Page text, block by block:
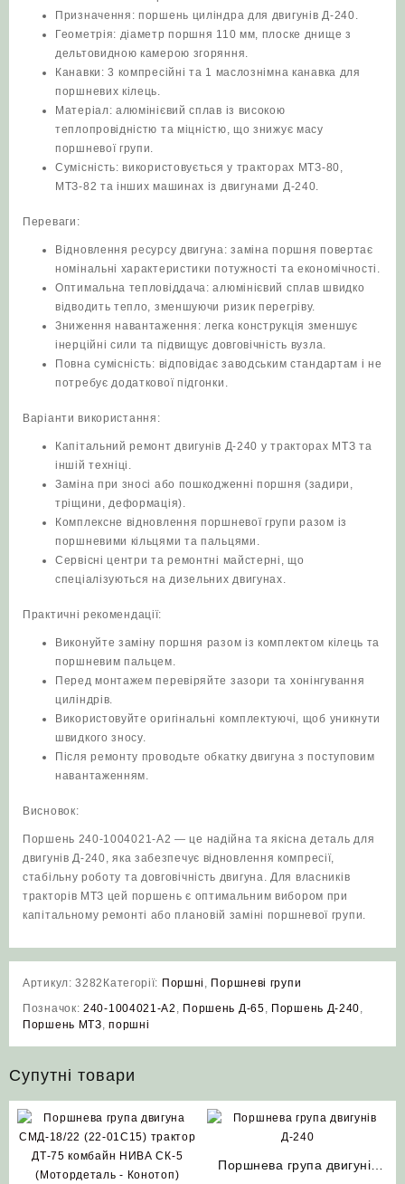
Призначення: поршень циліндра для двигунів Д‑240.
Геометрія: діаметр поршня 110 мм, плоске днище з
дельтовидною камерою згоряння.
Канавки: 3 компресійні та 1 маслознімна канавка для
поршневих кілець.
Матеріал: алюмінієвий сплав із високою
теплопровідністю та міцністю, що знижує масу
поршневої групи.
Сумісність: використовується у тракторах МТЗ‑80,
МТЗ‑82 та інших машинах із двигунами Д‑240.
Переваги:
Відновлення ресурсу двигуна: заміна поршня повертає
номінальні характеристики потужності та економічності.
Оптимальна тепловіддача: алюмінієвий сплав швидко
відводить тепло, зменшуючи ризик перегріву.
Зниження навантаження: легка конструкція зменшує
інерційні сили та підвищує довговічність вузла.
Повна сумісність: відповідає заводським стандартам і не
потребує додаткової підгонки.
Варіанти використання:
Капітальний ремонт двигунів Д‑240 у тракторах МТЗ та
іншій техніці.
Заміна при зносі або пошкодженні поршня (задири,
тріщини, деформація).
Комплексне відновлення поршневої групи разом із
поршневими кільцями та пальцями.
Сервісні центри та ремонтні майстерні, що
спеціалізуються на дизельних двигунах.
Практичні рекомендації:
Виконуйте заміну поршня разом із комплектом кілець та
поршневим пальцем.
Перед монтажем перевіряйте зазори та хонінгування
циліндрів.
Використовуйте оригінальні комплектуючі, щоб уникнути
швидкого зносу.
Після ремонту проводьте обкатку двигуна з поступовим
навантаженням.
Висновок:
Поршень 240-1004021-А2 — це надійна та якісна деталь для
двигунів Д‑240, яка забезпечує відновлення компресії,
стабільну роботу та довговічність двигуна. Для власників
тракторів МТЗ цей поршень є оптимальним вибором при
капітальному ремонті або плановій заміні поршневої групи.
Артикул:3282 Категорії: Поршні , Поршневі групи
Позначок: 240‑1004021‑А2 , Поршень Д-65, Поршень Д‑240,
Поршень МТЗ,поршні
Супутні товари
Поршнева група двигунів